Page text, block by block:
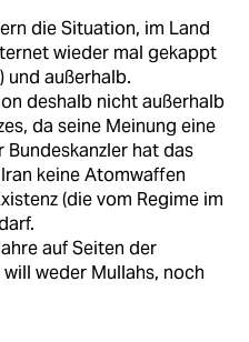
die Situation, im Land
wieder mal gekappt
und außerhalb.
deshalb nicht außerhalb
da seine Meinung eine
Bundeskanzler hat das
keine Atomwaffen
(die vom Regime im
auf Seiten der
weder Mullahs, noch